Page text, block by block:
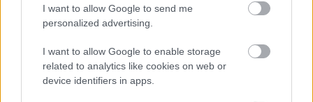
I want to allow Google to send me
personalized advertising.
I want to allow Google to enable storage
related to analytics like cookies on web or
device identifiers in apps.
Magyar vándor
forgalmazó: Budapest Film
nézőszám: 460.565